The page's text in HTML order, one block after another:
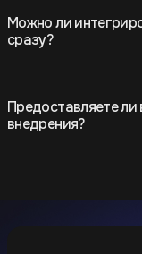
Можно ли
сразу?
Предоставляете
внедрения?